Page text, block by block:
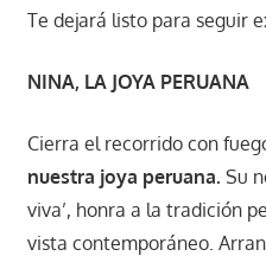
Te dejará listo para seguir
NINA, LA JOYA PERUANA
Cierra el recorrido con
nuestra joya peruana. Su
viva’, honra a la tradición
vista contemporáneo.